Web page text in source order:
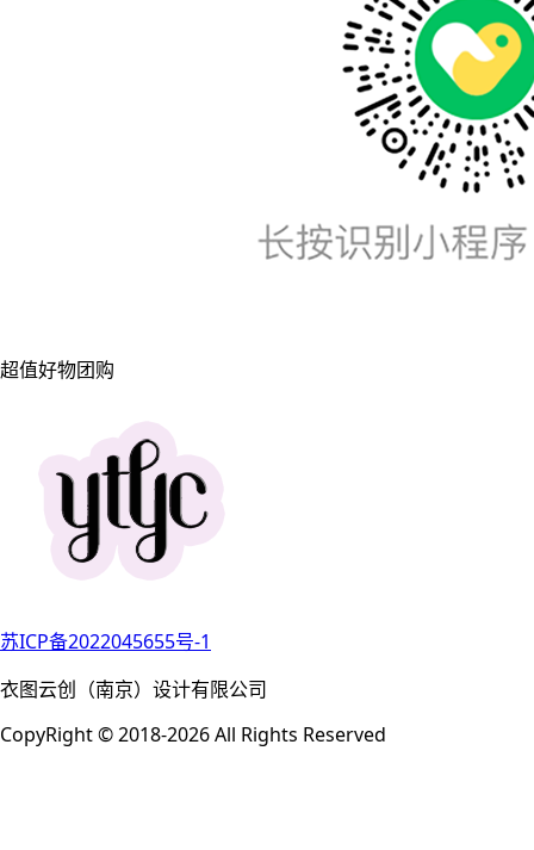
超值好物团购
苏ICP备2022045655号-1
衣图云创（南京）设计有限公司
CopyRight © 2018-2026 All Rights Reserved